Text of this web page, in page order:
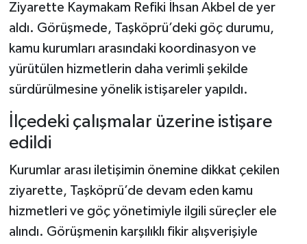
Ziyarette Kaymakam Refiki İhsan Akbel de yer
aldı. Görüşmede, Taşköprü’deki göç durumu,
kamu kurumları arasındaki koordinasyon ve
yürütülen hizmetlerin daha verimli şekilde
sürdürülmesine yönelik istişareler yapıldı.
İlçedeki çalışmalar üzerine istişare
edildi
Kurumlar arası iletişimin önemine dikkat çekilen
ziyarette, Taşköprü’de devam eden kamu
hizmetleri ve göç yönetimiyle ilgili süreçler ele
alındı. Görüşmenin karşılıklı fikir alışverişiyle
Taşköprü Haberleri
Tosya Haberleri
Karadeniz Haberleri
Ulusal Haberler
Teknoloji Haberleri
Dünya Haberleri